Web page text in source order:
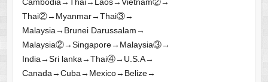
Cambodia→Thai→Laos→Vietnam②→
Thai②→Myanmar→Thai③→
Malaysia→Brunei Darussalam→
Malaysia②→Singapore→Malaysia③→
India→Sri lanka→Thai④→U.S.A→
Canada→Cuba→Mexico→Belize→